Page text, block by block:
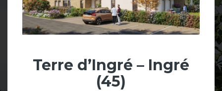
Terre d’Ingré – Ingré
(45)